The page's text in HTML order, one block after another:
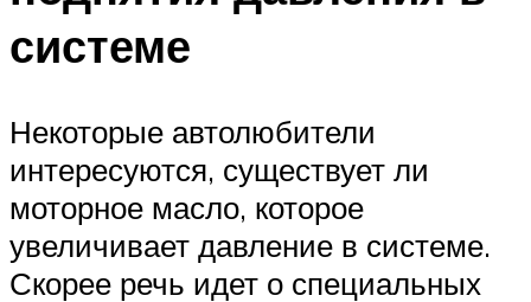
системе
Некоторые автолюбители
интересуются, существует ли
моторное масло, которое
увеличивает давление в системе.
Скорее речь идет о специальных